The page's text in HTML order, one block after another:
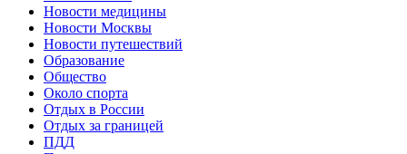
Новости медицины
Новости Москвы
Новости путешествий
Образование
Общество
Около спорта
Отдых в России
Отдых за границей
ПДД